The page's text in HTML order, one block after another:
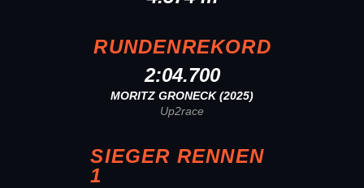
RUNDENREKORD
2:04.700
MORITZ GRONECK (2025)
Up2race
SIEGER RENNEN
1